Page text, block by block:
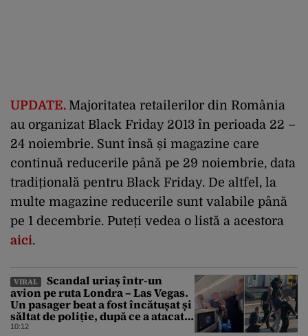
UPDATE. Majoritatea retailerilor din România
au organizat Black Friday 2013 în perioada 22 –
24 noiembrie. Sunt însă și magazine care
continuă reducerile până pe 29 noiembrie, data
tradițională pentru Black Friday. De altfel, la
multe magazine reducerile sunt valabile până
pe 1 decembrie. Puteți vedea o listă a acestora
aici.
VIRAL
Scandal uriaș într-un
avion pe ruta Londra – Las Vegas.
Un pasager beat a fost încătușat și
săltat de poliție, după ce a atacat o
stewardesă
10:12